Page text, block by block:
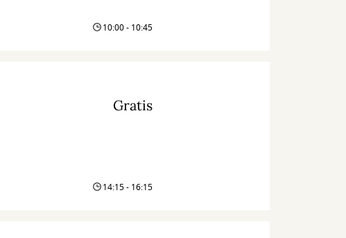
10:00 - 10:45
Gratis
14:15 - 16:15